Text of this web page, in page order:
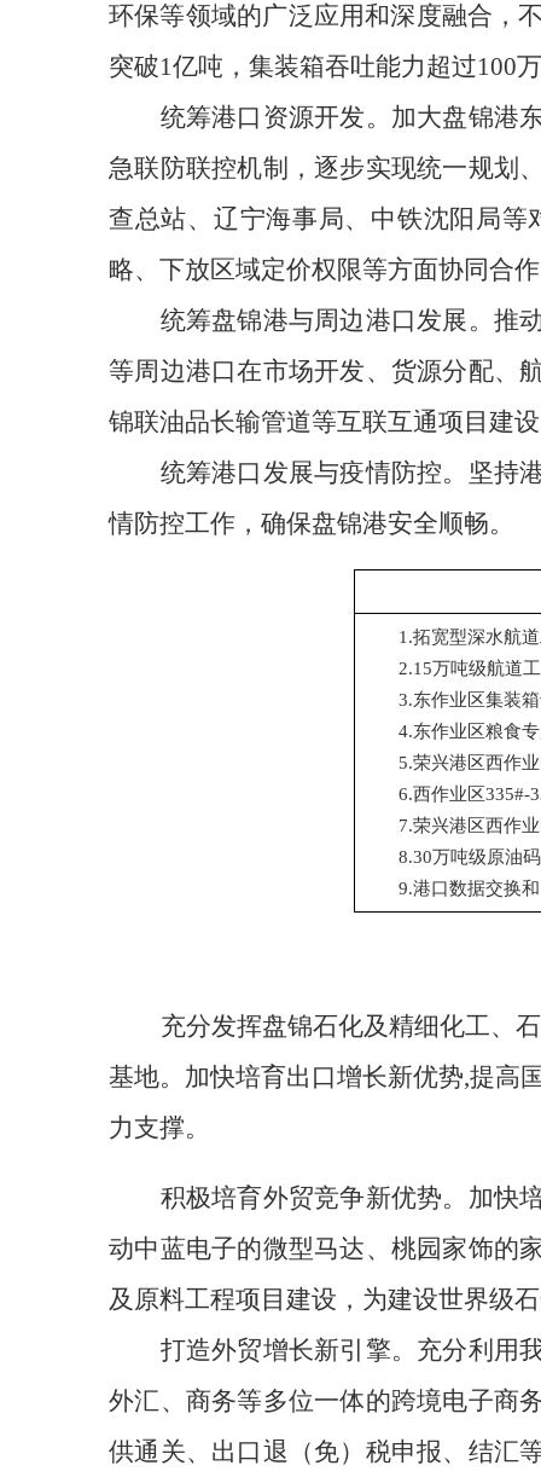
环保等领域的广泛应用和深度融合，
突破1亿吨，集装箱吞吐能力超过100
统筹港口资源开发。加大盘锦港
急联防联控机制，逐步实现统一规划
查总站、辽宁海事局、中铁沈阳局
略、下放区域定价权限等方面协同合
统筹盘锦港与周边港口发展。推
等周边港口在市场开发、货源分配、
锦联油品长输管道等互联互通项目建
统筹港口发展与疫情防控。坚持
情防控工作，确保盘锦港安全顺畅。
1.拓宽型深水航
2.15万吨级航道
3.东作业区集装
4.东作业区粮食
5.荣兴港区西作
6.西作业区335#-
7.荣兴港区西作
8.30万吨级原油
9.港口数据交换
充分发挥盘锦石化及精细化工、
基地。加快培育出口增长新优势,提高
力支撑。
积极培育外贸竞争新优势。 加快
动中蓝电子的微型马达、桃园家饰的
及原料工程项目建设， 为建设世界级
打造外贸增长新引擎。 充分利用
外汇、商务等多位一体的跨境电子商
供通关、出口退（免）税申报、结汇